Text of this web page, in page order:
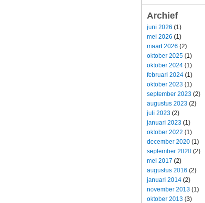
Archief
juni 2026 (1)
mei 2026 (1)
maart 2026 (2)
oktober 2025 (1)
oktober 2024 (1)
februari 2024 (1)
oktober 2023 (1)
september 2023 (2)
augustus 2023 (2)
juli 2023 (2)
januari 2023 (1)
oktober 2022 (1)
december 2020 (1)
september 2020 (2)
mei 2017 (2)
augustus 2016 (2)
januari 2014 (2)
november 2013 (1)
oktober 2013 (3)